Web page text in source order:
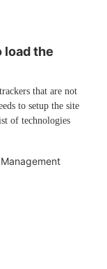
load the
that are not
to setup the site
of technologies